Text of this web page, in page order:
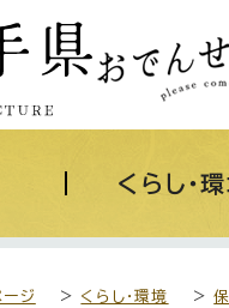
くらし・
ージ > くらし・環境 >